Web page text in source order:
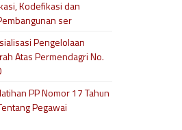
Kodefikasi dan
ser
Pengelolaan
Atas Permendagri No.
PP Nomor 17 Tahun
Pegawai